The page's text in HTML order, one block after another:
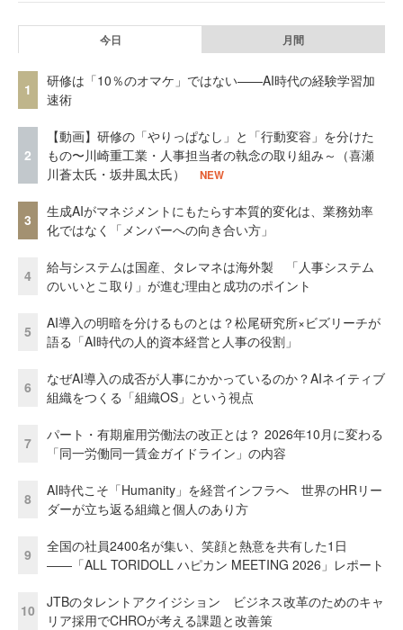
今日 月間
1
研修は「10％のオマケ」ではない——AI時代の経験学習加
速術
2
【動画】研修の「やりっぱなし」と「行動変容」を分けた
もの〜川崎重工業・人事担当者の執念の取り組み～（喜瀬
川蒼太氏・坂井風太氏）
NEW
3
生成AIがマネジメントにもたらす本質的変化は、業務効率
化ではなく「メンバーへの向き合い方」
4
給与システムは国産、タレマネは海外製 「人事システム
のいいとこ取り」が進む理由と成功のポイント
5
AI導入の明暗を分けるものとは？松尾研究所×ビズリーチが
語る「AI時代の人的資本経営と人事の役割」
6
なぜAI導入の成否が人事にかかっているのか？AIネイティブ
組織をつくる「組織OS」という視点
7
パート・有期雇用労働法の改正とは？ 2026年10月に変わる
「同一労働同一賃金ガイドライン」の内容
8
AI時代こそ「Humanity」を経営インフラへ 世界のHRリー
ダーが立ち返る組織と個人のあり方
9
全国の社員2400名が集い、笑顔と熱意を共有した1日
――「ALL TORIDOLL ハピカン MEETING 2026」レポート
10
JTBのタレントアクイジション ビジネス改革のためのキャ
リア採用でCHROが考える課題と改善策